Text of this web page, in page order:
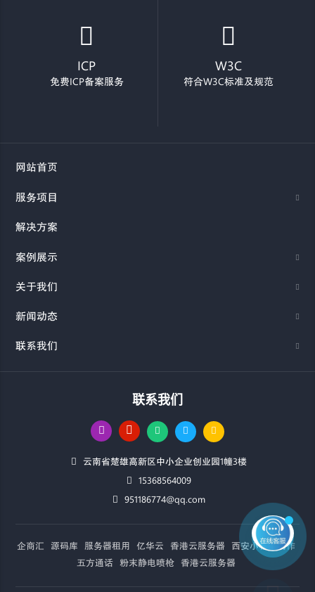
ICP
免费ICP备案服务
W3C
符合W3C标准及规范
网站首页
服务项目
解决方案
案例展示
关于我们
新闻动态
联系我们
联系我们
云南省楚雄高新区中小企业创业园1幢3楼
15368564009
951186774@qq.com
企商汇 源码库 服务器租用 亿华云 香港云服务器 西安小程序制作
五方通话 粉末静电喷枪 香港云服务器